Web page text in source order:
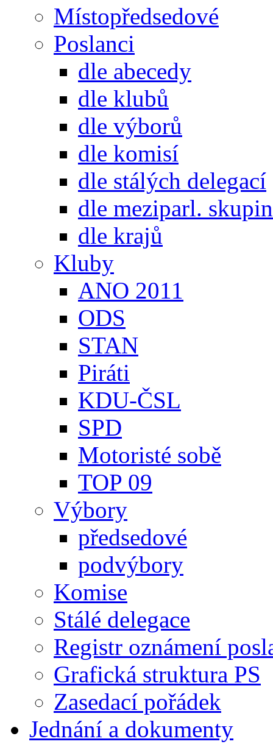
Místopředsedové
Poslanci
dle abecedy
dle klubů
dle výborů
dle komisí
dle stálých delegací
dle meziparl. skupin
dle krajů
Kluby
ANO 2011
ODS
STAN
Piráti
KDU-ČSL
SPD
Motoristé sobě
TOP 09
Výbory
předsedové
podvýbory
Komise
Stálé delegace
Registr oznámení
Grafická struktura PS
Zasedací pořádek
Jednání a dokumenty